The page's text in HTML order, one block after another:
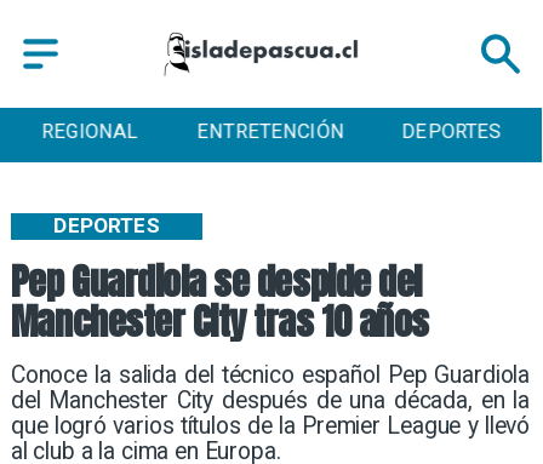
ENTRETENCIÓN DEPORTES CULTURA
Pep Guardiola se despide del
Manchester City tras 10 años
Conoce la salida del técnico español Pep Guardiola
del Manchester City después de una década, en la
que logró varios títulos de la Premier League y llevó
al club a la cima en Europa.
DEPORTES